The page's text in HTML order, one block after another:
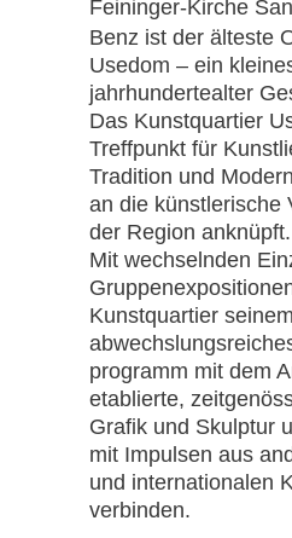
Feininger-Kirche
Benz ist der älteste
Usedom – ein
jahrhundertealter
Das Kunstquartier
Treffpunkt für
Tradition und
an die künstlerische
der Region anknüpft.
Mit wechselnden
Kunstquartier
programm mit dem
etablierte,
Grafik und Skulptur
mit Impulsen aus
und internationalen
verbinden.